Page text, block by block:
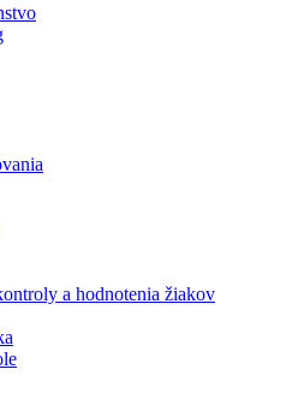
a hodnotenia žiakov